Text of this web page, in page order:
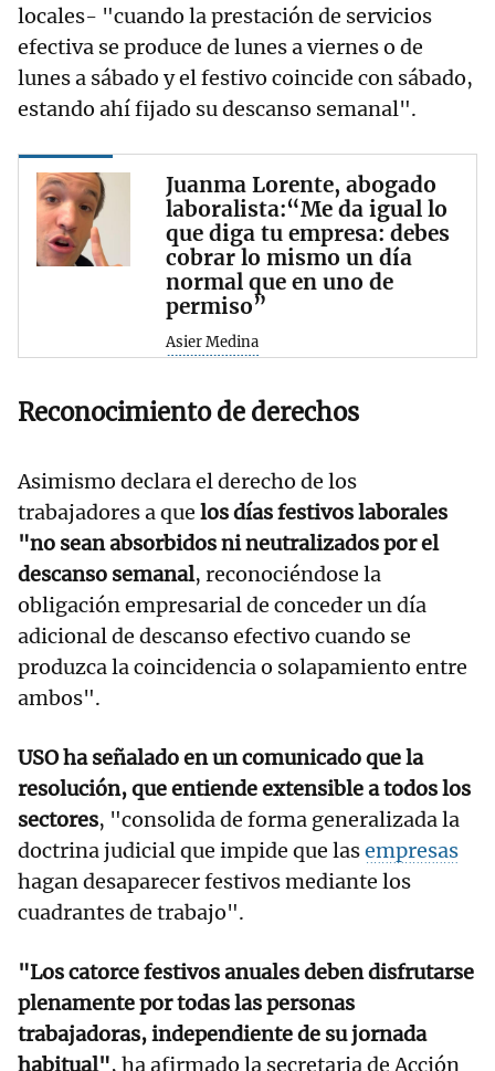
locales- "cuando la prestación de servicios
efectiva se produce de lunes a viernes o de
lunes a sábado y el festivo coincide con sábado,
estando ahí fijado su descanso semanal".
Juanma Lorente, abogado
laboralista:“Me da igual lo
que diga tu empresa: debes
cobrar lo mismo un día
normal que en uno de
permiso”
Asier Medina
Reconocimiento de derechos
Asimismo declara el derecho de los
trabajadores a que los días festivos laborales
"no sean absorbidos ni neutralizados por el
descanso semanal, reconociéndose la
obligación empresarial de conceder un día
adicional de descanso efectivo cuando se
produzca la coincidencia o solapamiento entre
ambos".
USO ha señalado en un comunicado que la
resolución, que entiende extensible a todos los
sectores, "consolida de forma generalizada la
doctrina judicial que impide que lasempresas
hagan desaparecer festivos mediante los
cuadrantes de trabajo".
"Los catorce festivos anuales deben disfrutarse
plenamente por todas las personas
trabajadoras, independiente de su jornada
habitual", ha afirmado la secretaria de Acción